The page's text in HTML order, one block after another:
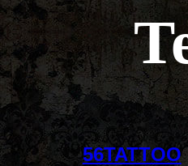
56TATTOO